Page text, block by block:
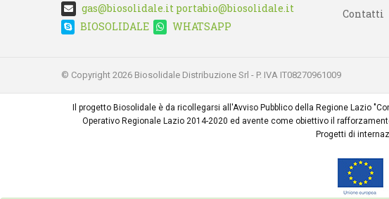
gas@biosolidale.it portabio@biosolidale.it
BIOSOLIDALE
WHATSAPP
Contatti
© Copyright 2026 Biosolidale Distribuzione Srl - P. IVA IT08270961009
Il progetto Biosolidale è da ricollegarsi all'Avviso Pubblico della Regione Lazio
Operativo Regionale Lazio 2014-2020 ed avente come obiettivo il
Progetti di